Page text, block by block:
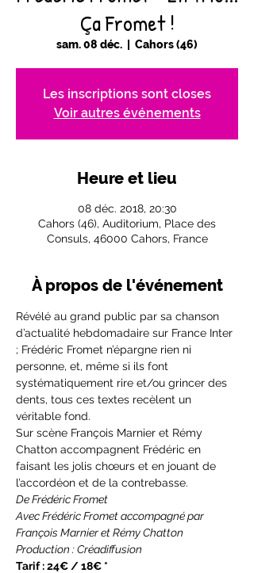
Ça Fromet !
sam. 08 déc. Cahors (46)
Les inscriptions sont closes
Voir autres événements
Heure et lieu
08 déc. 2018, 20:30
Cahors (46), Auditorium, Place des
Consuls, 46000 Cahors, France
À propos de l'événement
Révélé au grand public par sa chanson
d’actualité hebdomadaire sur France Inter
; Frédéric Fromet n’épargne rien ni
personne, et, même si ils font
systématiquement rire et/ou grincer des
dents, tous ces textes recèlent un
véritable fond.
Sur scène François Marnier et Rémy
Chatton accompagnent Frédéric en
faisant les jolis chœurs et en jouant de
l’accordéon et de la contrebasse.
De Frédéric Fromet
Avec Frédéric Fromet accompagné par
François Marnier et Rémy Chatton
Production : Créadiffusion
Tarif : 24€ / 18€ *